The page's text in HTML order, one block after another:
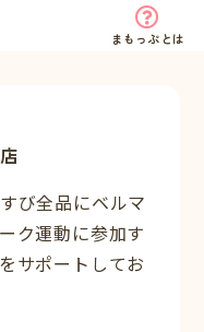
まもっぷとは
び全品にベルマ
ク運動に参加す
サポートしてお